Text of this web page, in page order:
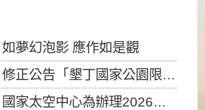
如夢幻泡影 應作如是觀
修正公告「墾丁國家公園限制水域遊憩活動之種類、範圍、時間及行為」，自即日生效。
國家太空中心為辦理2026台灣盃火箭競賽，陸、海、空域警戒及協調相關事宜，因颱風備案事宜